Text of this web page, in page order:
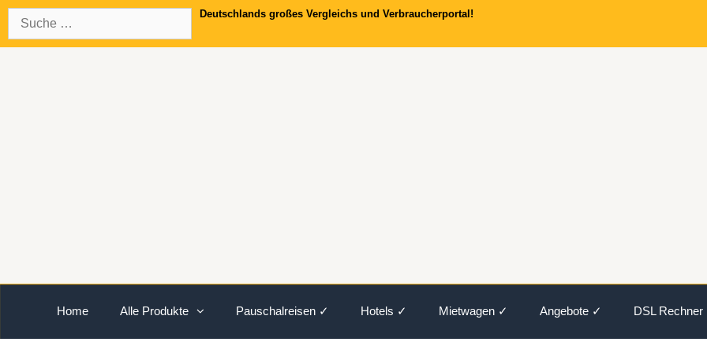
Springe
zum
Inhalt
nach:
Deutschlands großes Vergleichs und Verbraucherportal!
Home Alle Produkte Pauschalreisen ✓ Hotels ✓ Mietwagen ✓ Angebote ✓ DSL Rechner